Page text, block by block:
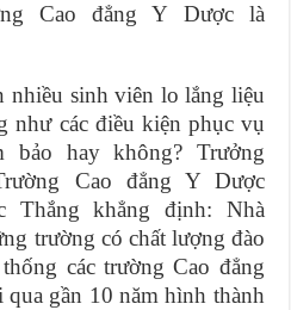
Cao đẳng Y Dược là
nhiều sinh viên lo lắng liệu
như các điều kiện phục vụ
bảo hay không? Trưởng
Cao đẳng Y Dược
Thắng khẳng định: Nhà
trường có chất lượng đào
các trường Cao đẳng
gần 10 năm hình thành